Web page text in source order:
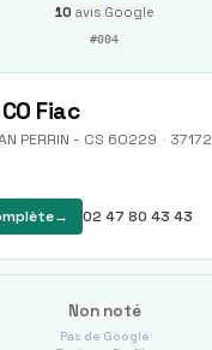
10 avis Google
#004
Fiac
PERRIN - CS 60229 · 37172
→ 02 47 80 43 43
Non noté
Pas de Google